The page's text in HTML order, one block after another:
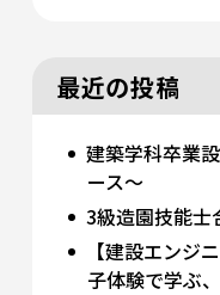
最近の投稿
建築学科卒業
ース～
3級造園技能士
【建設エンジ
子体験で学ぶ